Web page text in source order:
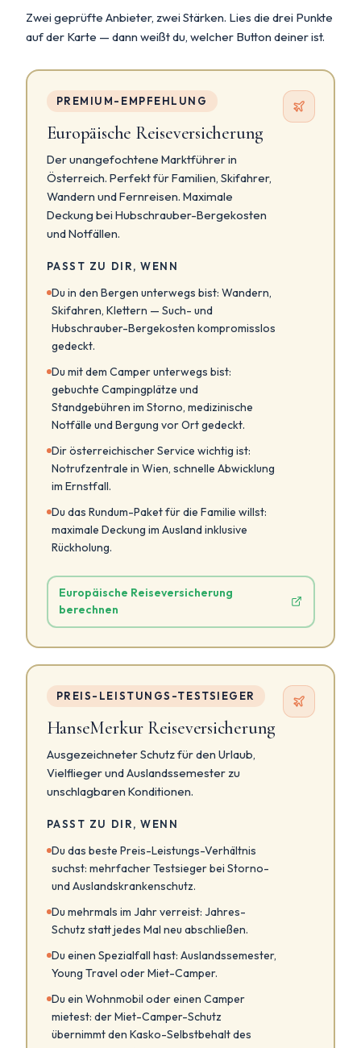
Zwei geprüfte Anbieter, zwei Stärken. Lies die drei Punkte
auf der Karte — dann weißt du, welcher Button deiner ist.
PREMIUM-EMPFEHLUNG
Europäische Reiseversicherung
Der unangefochtene Marktführer in
Österreich. Perfekt für Familien, Skifahrer,
Wandern und Fernreisen. Maximale
Deckung bei Hubschrauber-Bergekosten
und Notfällen.
PASST ZU DIR, WENN
Du in den Bergen unterwegs bist: Wandern,
Skifahren, Klettern — Such- und
Hubschrauber-Bergekosten kompromisslos
gedeckt.
Du mit dem Camper unterwegs bist:
gebuchte Campingplätze und
Standgebühren im Storno, medizinische
Notfälle und Bergung vor Ort gedeckt.
Dir österreichischer Service wichtig ist:
Notrufzentrale in Wien, schnelle Abwicklung
im Ernstfall.
Du das Rundum-Paket für die Familie willst:
maximale Deckung im Ausland inklusive
Rückholung.
Europäische Reiseversicherung
berechnen
PREIS-LEISTUNGS-TESTSIEGER
HanseMerkur Reiseversicherung
Ausgezeichneter Schutz für den Urlaub,
Vielflieger und Auslandssemester zu
unschlagbaren Konditionen.
PASST ZU DIR, WENN
Du das beste Preis-Leistungs-Verhältnis
suchst: mehrfacher Testsieger bei Storno-
und Auslandskrankenschutz.
Du mehrmals im Jahr verreist: Jahres-
Schutz statt jedes Mal neu abschließen.
Du einen Spezialfall hast: Auslandssemester,
Young Travel oder Miet-Camper.
Du ein Wohnmobil oder einen Camper
mietest: der Miet-Camper-Schutz
übernimmt den Kasko-Selbstbehalt des